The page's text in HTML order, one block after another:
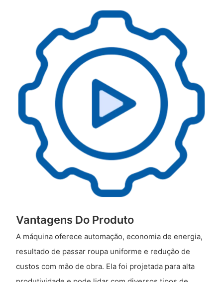
Vantagens Do Produto
A máquina oferece automação, economia de energia,
resultado de passar roupa uniforme e redução de
custos com mão de obra. Ela foi projetada para alta